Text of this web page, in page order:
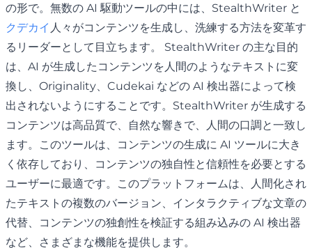
の形で。無数の AI 駆動ツールの中には、StealthWriter と
クデカイ 人々がコンテンツを生成し、洗練する方法を変革す
るリーダーとして目立ちます。 StealthWriter の主な目的
は、AI が生成したコンテンツを人間のようなテキストに変
換し、Originality、Cudekai などの AI 検出器によって検
出されないようにすることです。StealthWriter が生成する
コンテンツは高品質で、自然な響きで、人間の口調と一致し
ます。このツールは、コンテンツの生成に AI ツールに大き
く依存しており、コンテンツの独自性と信頼性を必要とする
ユーザーに最適です。このプラットフォームは、人間化され
たテキストの複数のバージョン、インタラクティブな文章の
代替、コンテンツの独創性を検証する組み込みの AI 検出器
など、さまざまな機能を提供します。